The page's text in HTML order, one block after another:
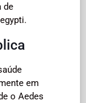
de
em
o Aedes